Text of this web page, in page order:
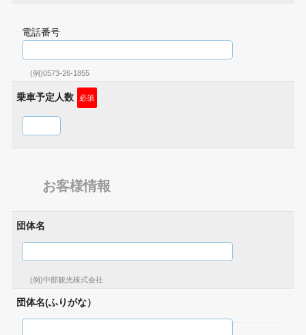
電話番号
(例)0573-26-1855
乗車予定人数 必須
お客様情報
団体名
(例)中部観光株式会社
団体名(ふりがな）